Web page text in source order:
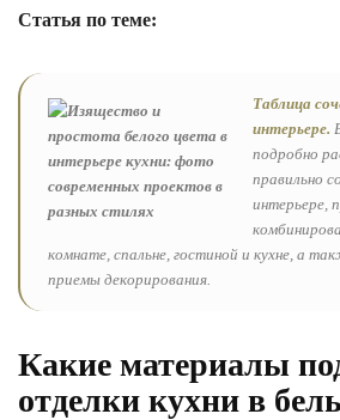
Статья по теме:
Таблица
интерьере.
подробно
правильно
интерьере,
комнате, спальне, гостиной и кухне, а
приемы декорирования.
Какие материалы
отделки кухни в